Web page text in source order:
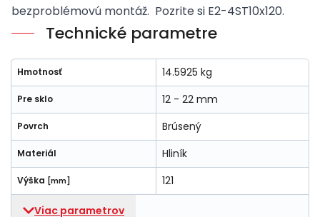
bezproblémovú montáž. Pozrite si E2-4ST10x120.
Technické parametre
Hmotnosť 14.5925 kg
Pre sklo 12 - 22 mm
Povrch Brúsený
Materiál Hliník
Výška [mm] 121
Viac parametrov